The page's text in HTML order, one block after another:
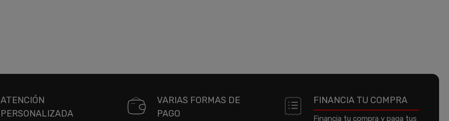
ATENCIÓN
PERSONALIZADA
VARIAS FORMAS DE
PAGO
FINANCIA TU COMPRA
Financia tu compra y paga tus